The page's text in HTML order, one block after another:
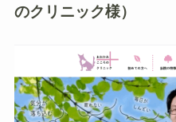
のクリニック様）